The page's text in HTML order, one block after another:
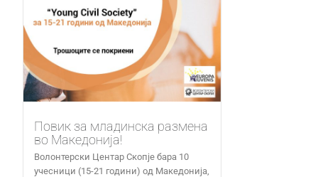
Повик за младинска размена
во Македонија!
Волонтерски Центар Скопје бара 10
учесници (15-21 години) од Македонија,